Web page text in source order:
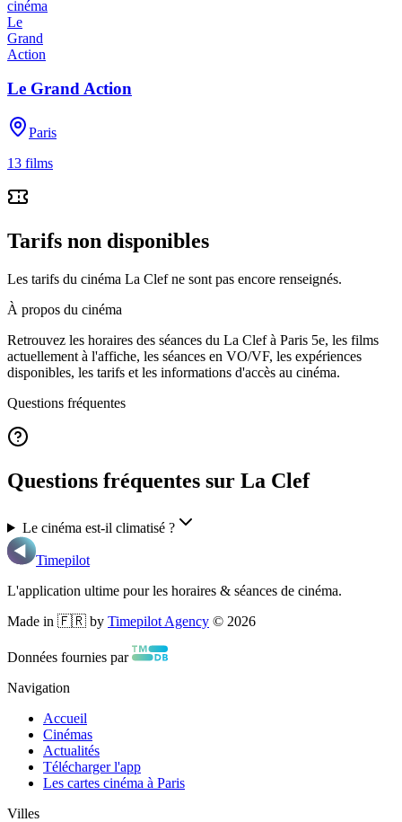
Le Grand Action
Paris
13 films
Tarifs non disponibles
Les tarifs du cinéma La Clef ne sont pas encore renseignés.
À propos du cinéma
Retrouvez les horaires des séances du La Clefà Paris 5e, les films
actuellement à l'affiche, les séances en VO/VF, les expériences
disponibles, les tarifs et les informations d'accès au cinéma.
Questions fréquentes
Questions fréquentes sur La Clef
Le cinéma est-il climatisé ?
Timepilot
L'application ultime pour les horaires & séances de cinéma.
Made in 🇫🇷 by Timepilot Agency © 2026
Données fournies par
Navigation
Accueil
Cinémas
Actualités
Télécharger l'app
Les cartes cinéma à Paris
Villes